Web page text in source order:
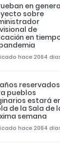
en
sobre
de
en
hace 2064
reservados
pueblos
estará
de la Sala de
semana
hace 2064